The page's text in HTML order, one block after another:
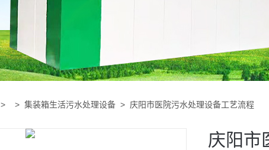
> > 集装箱生活污水处理设备 > 庆阳市医院污水处理设备工艺流程
庆阳市